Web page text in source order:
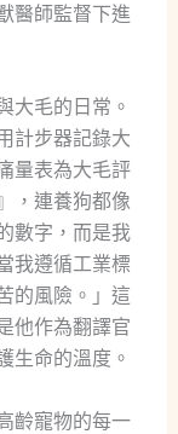
醫師監督下進
大毛的日常。
計步器記錄大
量表為大毛評
，連養狗都像
數字，而是我
我遵循工業標
的風險。」這
他作為翻譯官
生命的溫度。
齡寵物的每一